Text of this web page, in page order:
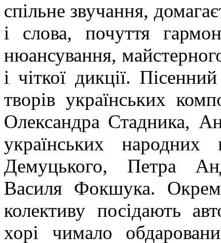
спільне звучання,
і слова, почуття
нюансування,
і чіткої дикції.
творів українських
Олександра Стадника,
українських
Демуцького, Петра
Василя Фокшука.
колективу посідають
хорі чимало